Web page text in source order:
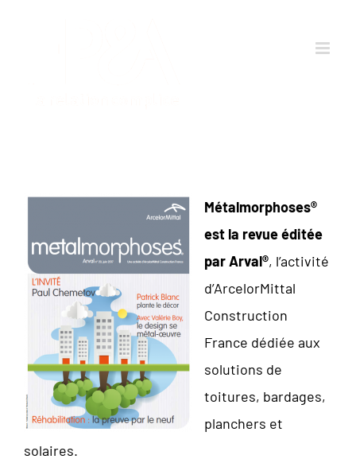
Métalmorphoses®
est la revue éditée
par Arval®, l’activité
d’ArcelorMittal
Construction
France dédiée aux
solutions de
toitures, bardages,
planchers et
solaires.